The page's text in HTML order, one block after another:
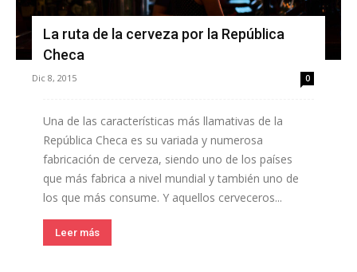
La ruta de la cerveza por la República
Checa
Dic 8, 2015 0
Una de las características más llamativas de la
República Checa es su variada y numerosa
fabricación de cerveza, siendo uno de los países
que más fabrica a nivel mundial y también uno de
los que más consume. Y aquellos cerveceros...
Leer más